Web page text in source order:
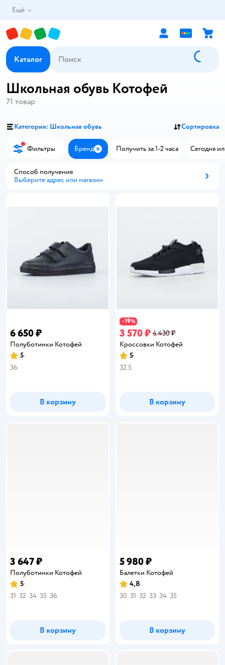
Ещё
Каталог
Школьная обувь Котофей
71 товар
Категория: Школьная обувь Сортировка
Фильтры Бренд ЗакрытьПолучить за 1-2 часа Сегодня
Способ получения
Выберите адрес или магазин
6 650 ₽
Полуботинки Котофей
Рейтинг:
5
36
В корзину
−19%
3 570 ₽ 4 430 ₽
Кроссовки Котофей
Рейтинг:
5
32.5
В корзину
3 647 ₽
Полуботинки Котофей
Рейтинг:
5
31 32 34 35 36
В корзину
5 980 ₽
Балетки Котофей
Рейтинг:
4,8
30 31 32 33 34 35
В корзину